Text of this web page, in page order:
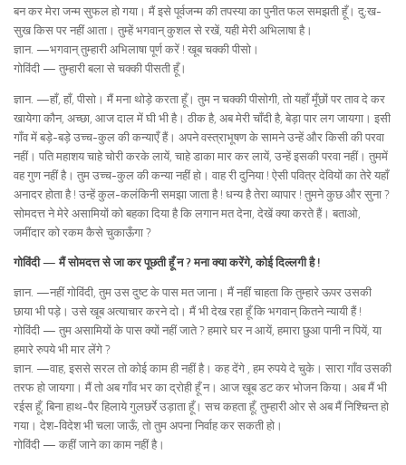
बन कर मेरा जन्म सुफल हो गया। मैं इसे पूर्वजन्म की तपस्या का पुनीत फल समझती हूँ। दु:ख-
सुख किस पर नहीं आता। तुम्हें भगवान् कुशल से रखें, यही मेरी अभिलाषा है।
ज्ञान. —भगवान् तुम्हारी अभिलाषा पूर्ण करें ! खूब चक्की पीसो।
गोविंदी — तुम्हारी बला से चक्की पीसती हूँ।
ज्ञान. —हाँ, हाँ, पीसो। मैं मना थोड़े करता हूँ। तुम न चक्की पीसोगी, तो यहाँ मूँछों पर ताव दे कर
खायेगा कौन, अच्छा, आज दाल में घी भी है। ठीक है, अब मेरी चाँदी है, बेड़ा पार लग जायगा। इसी
गाँव में बड़े-बड़े उच्च-कुल की कन्याएँ हैं। अपने वस्त्राभूषण के सामने उन्हें और किसी की परवा
नहीं। पति महाशय चाहे चोरी करके लायें, चाहे डाका मार कर लायें, उन्हें इसकी परवा नहीं। तुममें
वह गुण नहीं है। तुम उच्च-कुल की कन्या नहीं हो। वाह री दुनिया ! ऐसी पवित्र देवियों का तेरे यहाँ
अनादर होता है ! उन्हें कुल-कलंकिनी समझा जाता है ! धन्य है तेरा व्यापार ! तुमने कुछ और सुना ?
सोमदत्त ने मेरे असामियों को बहका दिया है कि लगान मत देना, देखें क्या करते हैं। बताओ,
जमींदार को रकम कैसे चुकाऊँगा ?
गोविंदी — मैं सोमदत्त से जा कर पूछती हूँ न ? मना क्या करेंगे, कोई दिल्लगी है !
ज्ञान. —नहीं गोविंदी, तुम उस दुष्ट के पास मत जाना। मैं नहीं चाहता कि तुम्हारे ऊपर उसकी
छाया भी पड़े। उसे खूब अत्याचार करने दो। मैं भी देख रहा हूँ कि भगवान् कितने न्यायी हैं !
गोविंदी — तुम असामियों के पास क्यों नहीं जाते ? हमारे घर न आयें, हमारा छुआ पानी न पियें, या
हमारे रुपये भी मार लेंगे ?
ज्ञान. —वाह, इससे सरल तो कोई काम ही नहीं है। कह देंगे , हम रुपये दे चुके। सारा गाँव उसकी
तरफ हो जायगा। मैं तो अब गाँव भर का द्रोही हूँ न। आज खूब डट कर भोजन किया। अब मैं भी
रईस हूँ, बिना हाथ-पैर हिलाये गुलछर्रे उड़ाता हूँ। सच कहता हूँ, तुम्हारी ओर से अब मैं निश्चिन्त हो
गया। देश-विदेश भी चला जाऊँ, तो तुम अपना निर्वाह कर सकती हो।
गोविंदी — कहीं जाने का काम नहीं है।